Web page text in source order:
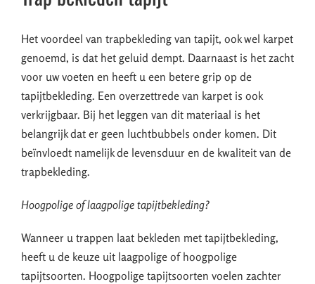
Het voordeel van trapbekleding van tapijt, ook wel karpet
genoemd, is dat het geluid dempt. Daarnaast is het zacht
voor uw voeten en heeft u een betere grip op de
tapijtbekleding. Een overzettrede van karpet is ook
verkrijgbaar. Bij het leggen van dit materiaal is het
belangrijk dat er geen luchtbubbels onder komen. Dit
beïnvloedt namelijk de levensduur en de kwaliteit van de
trapbekleding.
Hoogpolige of laagpolige tapijtbekleding?
Wanneer u trappen laat bekleden met tapijtbekleding,
heeft u de keuze uit laagpolige of hoogpolige
tapijtsoorten. Hoogpolige tapijtsoorten voelen zachter